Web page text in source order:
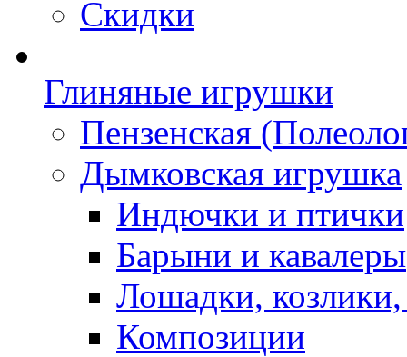
Скидки
Глиняные игрушки
Пензенская
Дымковская игрушка
Индючки и птички
Барыни и кавалеры
Лошадки,
Композиции